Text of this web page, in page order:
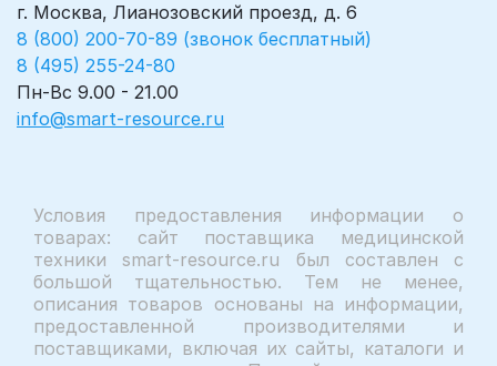
г. Москва, Лианозовский проезд, д. 6
8 (800) 200-70-89 (звонок бесплатный)
8 (495) 255-24-80
Пн-Вс 9.00 - 21.00
info@smart-resource.ru
Условия предоставления информации о
товарах: сайт поставщика медицинской
техники smart-resource.ru был составлен с
большой тщательностью. Тем не менее,
описания товаров основаны на информации,
предоставленной производителями и
поставщиками, включая их сайты, каталоги и